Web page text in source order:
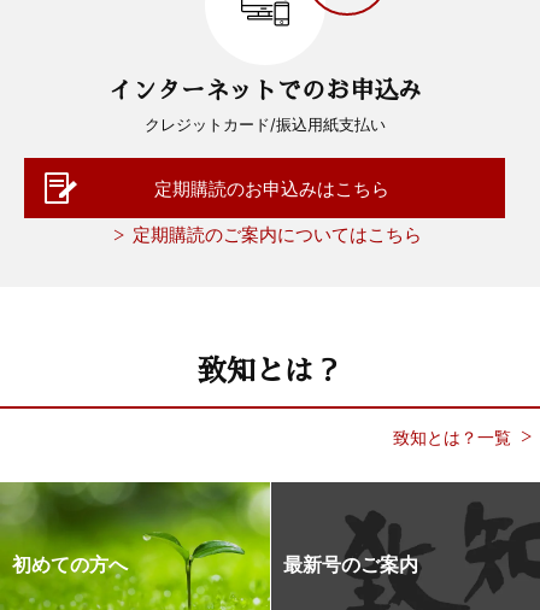
インターネットでのお申込み
クレジットカード/振込用紙支払い
定期購読のお申込みはこちら
定期購読のご案内についてはこちら
致知とは？
致知とは？一覧
初めての方へ 最新号のご案内